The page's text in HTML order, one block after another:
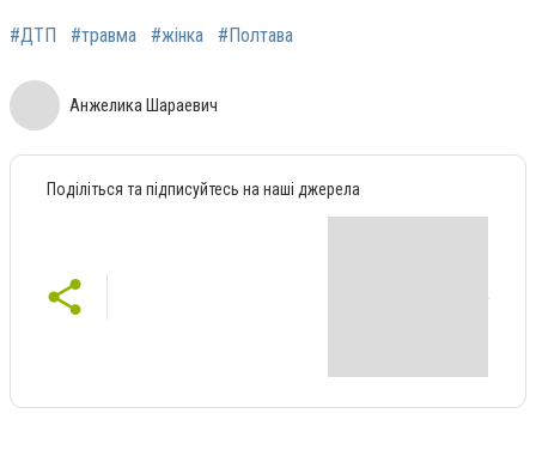
#ДТП #травма #жінка #Полтава
Анжелика Шараевич
Поділіться та підписуйтесь на наші джерела